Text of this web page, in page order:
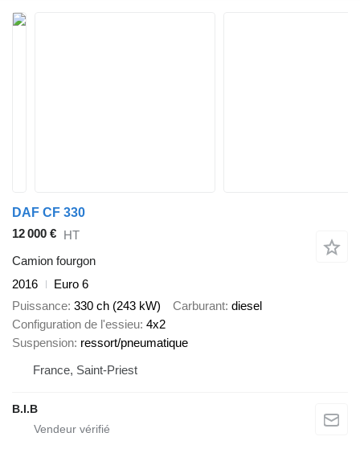
DAF CF 330
12 000 € HT
Camion fourgon
2016
Euro 6
Puissance 330 ch (243 kW) Carburant diesel
Configuration de l'essieu 4x2
Suspension ressort/pneumatique
France, Saint-Priest
B.I.B